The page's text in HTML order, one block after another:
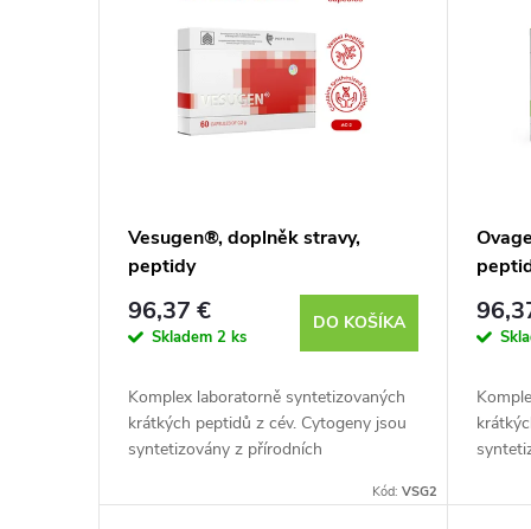
k
Vesugen®, doplněk stravy,
peptidy
96,37 €
Skladem 2 ks
DO KOŠÍKA
Komplex laboratorně syntetizovaných
krátkých peptidů z cév. Cytogeny jsou
syntetizovány z přírodních
pracovní části nejaktivnější peptidové...
Kód:VSG2